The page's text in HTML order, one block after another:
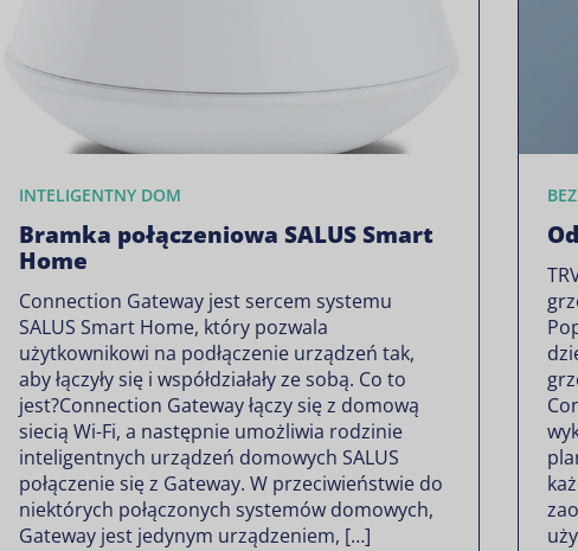
INTELIGENTNY DOM
Bramka połączeniowa SALUS Smart
Home
Connection Gateway jest sercem systemu
SALUS Smart Home, który pozwala
użytkownikowi na podłączenie urządzeń tak,
aby łączyły się i współdziałały ze sobą. Co to
jest?Connection Gateway łączy się z domową
siecią Wi-Fi, a następnie umożliwia rodzinie
inteligentnych urządzeń domowych SALUS
połączenie się z Gateway. W przeciwieństwie do
niektórych połączonych systemów domowych,
Gateway jest jedynym urządzeniem, […]